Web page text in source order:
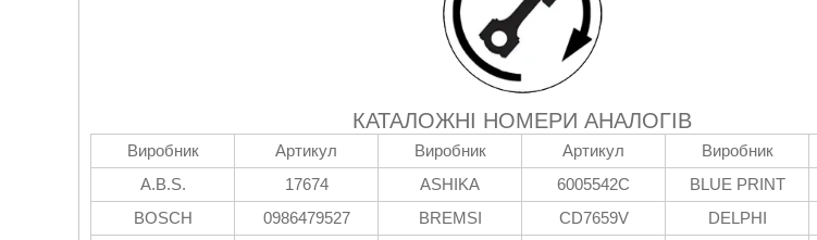
КАТАЛОЖНІ НОМЕРИ АНАЛОГІВ
Виробник Артикул Виробник Артикул Виробник
A.B.S.
17674 ASHIKA 6005542C BLUE PRINT
BOSCH
0986479527 BREMSI CD7659V DELPHI